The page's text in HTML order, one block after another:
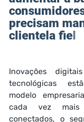
precisam
clientela fie
Inovações
tecnológicas
modelo
cada vez mais
conectados, o